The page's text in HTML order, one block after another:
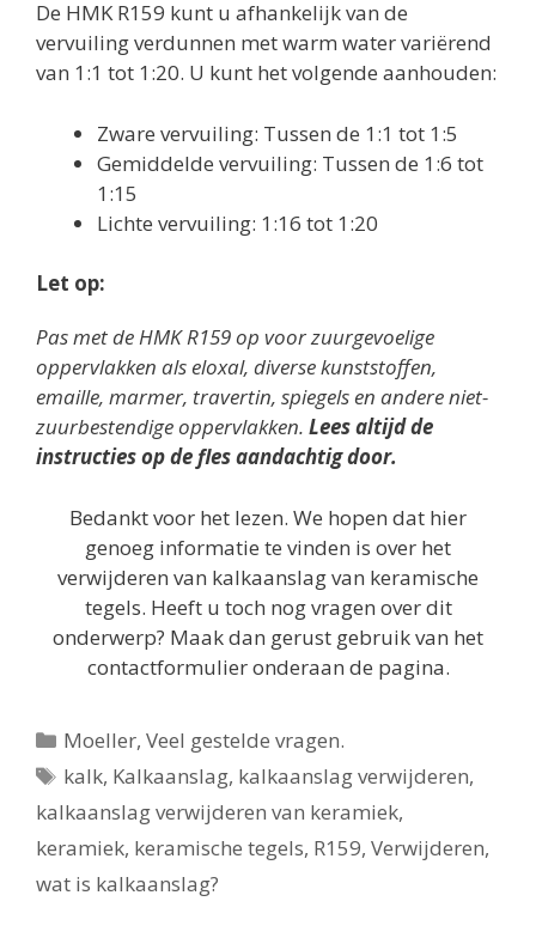
De HMK R159 kunt u afhankelijk van de
vervuiling verdunnen met warm water variërend
van 1:1 tot 1:20. U kunt het volgende aanhouden:
Zware vervuiling: Tussen de 1:1 tot 1:5
Gemiddelde vervuiling: Tussen de 1:6 tot
1:15
Lichte vervuiling: 1:16 tot 1:20
Let op:
Pas met de HMK R159 op voor zuurgevoelige
oppervlakken als eloxal, diverse kunststoffen,
emaille, marmer, travertin, spiegels en andere niet-
zuurbestendige oppervlakken. Lees altijd de
instructies op de fles aandachtig door.
Bedankt voor het lezen. We hopen dat hier
genoeg informatie te vinden is over het
verwijderen van kalkaanslag van keramische
tegels. Heeft u toch nog vragen over dit
onderwerp? Maak dan gerust gebruik van het
contactformulier onderaan de pagina.
Categorieën
Moeller,Veel gestelde vragen.
Tags
kalk, Kalkaanslag, kalkaanslag verwijderen,
kalkaanslag verwijderen van keramiek,
keramiek, keramische tegels, R159, Verwijderen,
wat is kalkaanslag?